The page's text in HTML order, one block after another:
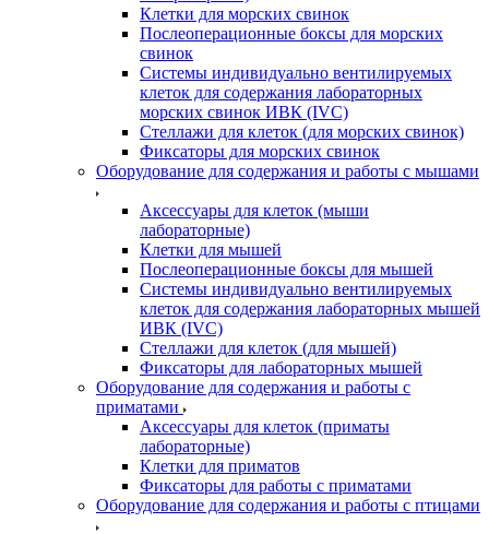
Клетки для морских свинок
Послеоперационные боксы для морских
свинок
Системы индивидуально вентилируемых
клеток для содержания лабораторных
морских свинок ИВК (IVC)
Стеллажи для клеток (для морских свинок)
Фиксаторы для морских свинок
Оборудование для содержания и работы с мышами
Аксессуары для клеток (мыши
лабораторные)
Клетки для мышей
Послеоперационные боксы для мышей
Системы индивидуально вентилируемых
клеток для содержания лабораторных мышей
ИВК (IVC)
Стеллажи для клеток (для мышей)
Фиксаторы для лабораторных мышей
Оборудование для содержания и работы с
приматами
Аксессуары для клеток (приматы
лабораторные)
Клетки для приматов
Фиксаторы для работы с приматами
Оборудование для содержания и работы с птицами